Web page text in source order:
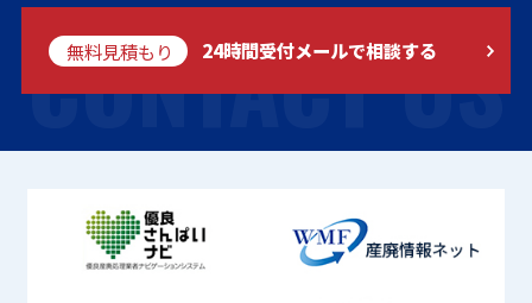
CONTACT US
無料見積もり 24時間受付メールで相談する